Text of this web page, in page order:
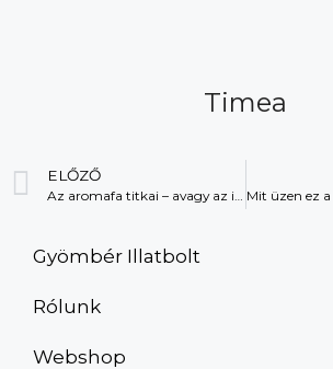
Timea
ELŐZŐ
Gyömbér Illatbolt
Rólunk
Webshop